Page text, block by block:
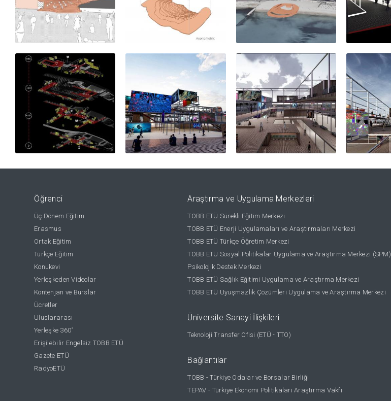
Öğrenci
Üç Dönem Eğitim
Erasmus
Ortak Eğitim
Türkçe Eğitim
Konukevi
Yerleşkeden Videolar
Kontenjan ve Burslar
Ücretler
Uluslararası
Yerleşke 360°
Erişilebilir Engelsiz TOBB ETÜ
Gazete ETÜ
RadyoETÜ
Araştırma ve Uygulama Merkezleri
TOBB ETÜ Sürekli Eğitim Merkezi
TOBB ETÜ Enerji Uygulamaları ve Araştırmaları Merkezi
TOBB ETÜ Türkçe Öğretim Merkezi
TOBB ETÜ Sosyal Politikalar Uygulama ve Araştırma Merkezi (SPM)
Psikolojik Destek Merkezi
TOBB ETÜ Sağlık Eğitimi Uygulama ve Araştırma Merkezi
TOBB ETÜ Uyuşmazlık Çözümleri Uygulama ve Araştırma Merkezi
Üniversite Sanayi İlişkileri
Teknoloji Transfer Ofisi (ETÜ - TTO)
Bağlantılar
TOBB - Türkiye Odalar ve Borsalar Birliği
TEPAV - Türkiye Ekonomi Politikaları Araştırma Vakfı